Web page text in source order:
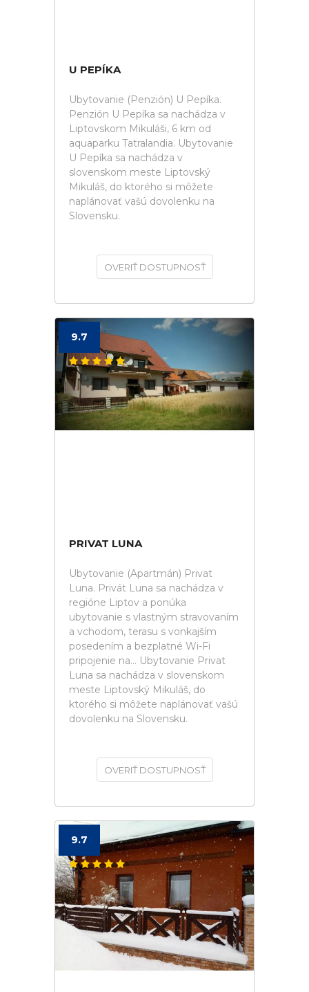
U PEPÍKA
Ubytovanie (Penzión) U Pepíka.
Penzión U Pepíka sa nachádza v
Liptovskom Mikuláši, 6 km od
aquaparku Tatralandia. Ubytovanie
U Pepíka sa nachádza v
slovenskom meste Liptovský
Mikuláš, do ktorého si môžete
naplánovať vašú dovolenku na
Slovensku.
OVERIŤ DOSTUPNOSŤ
9.7
PRIVAT LUNA
Ubytovanie (Apartmán) Privat
Luna. Privát Luna sa nachádza v
regióne Liptov a ponúka
ubytovanie s vlastným stravovaním
a vchodom, terasu s vonkajším
posedením a bezplatné Wi-Fi
pripojenie na... Ubytovanie Privat
Luna sa nachádza v slovenskom
meste Liptovský Mikuláš, do
ktorého si môžete naplánovať vašú
dovolenku na Slovensku.
OVERIŤ DOSTUPNOSŤ
9.7